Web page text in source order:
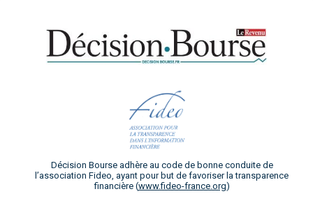
Décision Bourse adhère au code de bonne conduite de
l’association Fideo, ayant pour but de favoriser la transparence
financière (www.fideo-france.org)